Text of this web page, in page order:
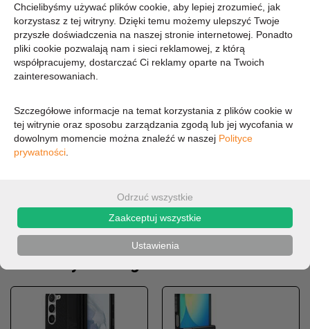
& PRINTED STRIPES - ETUI SAMSUNG
GALAXY S24+ (CZARNY)
MARKA:
DKNY
DOSTĘPNOŚĆ:
93,01 zł
Chcielibyśmy używać plików cookie, aby lepiej zrozumieć, jak
korzystasz z tej witryny. Dzięki temu możemy ulepszyć Twoje
przyszłe doświadczenia na naszej stronie internetowej. Ponadto
pliki cookie pozwalają nam i sieci reklamowej, z którą
współpracujemy, dostarczać Ci reklamy oparte na Twoich
zainteresowaniach.
Szczegółowe informacje na temat korzystania z plików cookie w
tej witrynie oraz sposobu zarządzania zgodą lub jej wycofania w
dowolnym momencie można znaleźć w naszej Polityce
prywatności
Odrzuć wszystkie
Zaakceptuj wszystkie
Ustawienia